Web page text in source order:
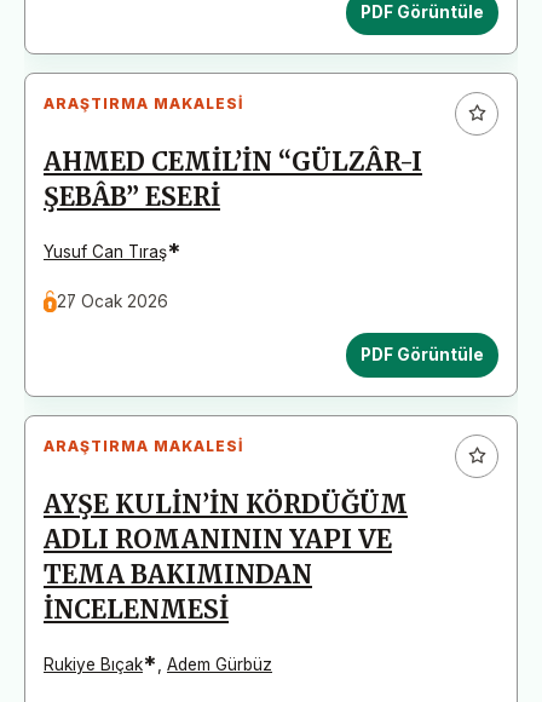
PDF Görüntüle
ARAŞTIRMA MAKALESI
AHMED CEMİL’İN “GÜLZÂR-I
ŞEBÂB” ESERİ
Yusuf Can Tıraş*
27 Ocak 2026
PDF Görüntüle
ARAŞTIRMA MAKALESI
AYŞE KULİN’İN KÖRDÜĞÜM
ADLI ROMANININ YAPI VE
TEMA BAKIMINDAN
İNCELENMESİ
Rukiye Bıçak* Adem Gürbüz